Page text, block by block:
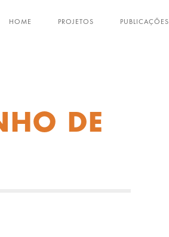
HOME PROJETOS PUBLICAÇÕES
DE